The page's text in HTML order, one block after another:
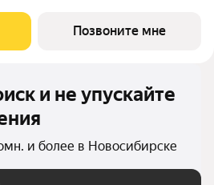
годы эта локация активно
в
Позвоните мне
и не упускайте
и более в Новосибирске